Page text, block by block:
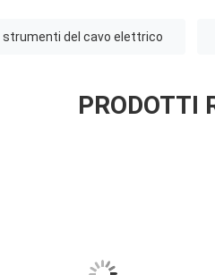
strumenti del cavo elettrico
PRODOTTI